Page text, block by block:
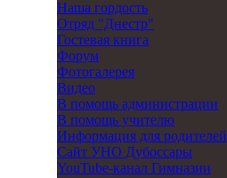
Наша гордость
Отряд "Днестр"
Гостевая книга
Форум
Фотогалерея
Видео
В помощь администрации
В помощь учителю
Информация для родителей
Cайт УНО Дубоссары
YouTube-канал Гимназии